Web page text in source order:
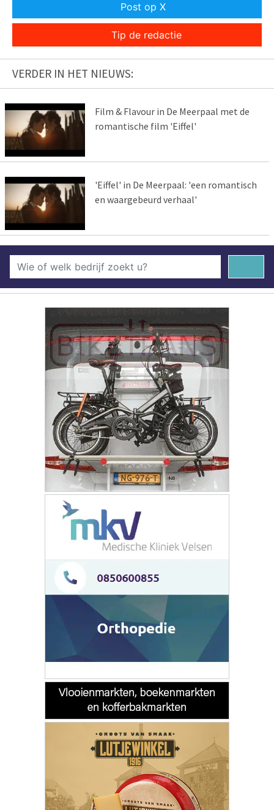
Post op X
Tip de redactie
VERDER IN HET NIEUWS:
Film & Flavour in De Meerpaal met de
romantische film 'Eiffel'
'Eiffel' in De Meerpaal: 'een romantisch
en waargebeurd verhaal'